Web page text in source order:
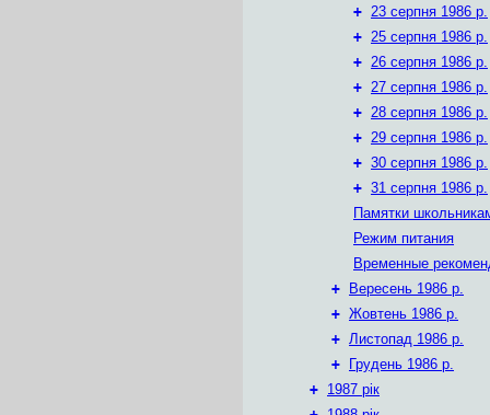
+ 23 серпня 1986 р.
+ 25 серпня 1986 р.
+ 26 серпня 1986 р.
+ 27 серпня 1986 р.
+ 28 серпня 1986 р.
+ 29 серпня 1986 р.
+ 30 серпня 1986 р.
+ 31 серпня 1986 р.
Памятки
Режим питания
Временные
+
Вересень 1986 р.
+ Жовтень 1986 р.
+ Листопад 1986 р.
+
Грудень 1986 р.
+ 1987 рік